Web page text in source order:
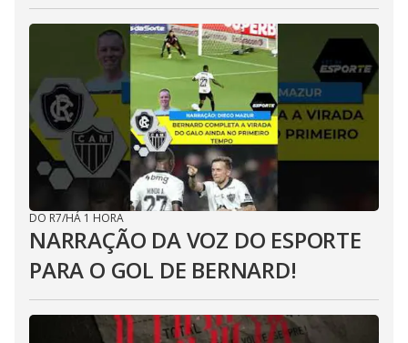
DO R7/HÁ 1 HORA
NARRAÇÃO DA VOZ DO ESPORTE
PARA O GOL DE BERNARD!